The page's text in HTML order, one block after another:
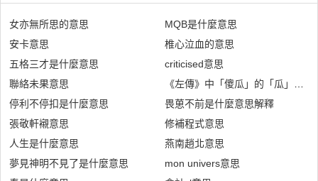
女亦無所思的意思
安卡意思
五格三才是什麼意思
聯絡未果意思
停利不停扣是什麼意思
張敬軒襯意思
人生是什麼意思
夢見神明不見了是什麼意思
MQB是什麼意思
椎心泣血的意思
criticised意思
《左傳》中「傻瓜」的「瓜」是什
畏葸不前是什麼意思解釋
修補程式意思
燕南趙北意思
mon univers意思